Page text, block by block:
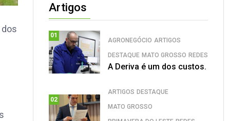
dos
Artigos
01
AGRONEGÓCIO ARTIGOS
DESTAQUE MATO GROSSO REDES
A Deriva é um dos custos.
02
ARTIGOS DESTAQUE
MATO GROSSO